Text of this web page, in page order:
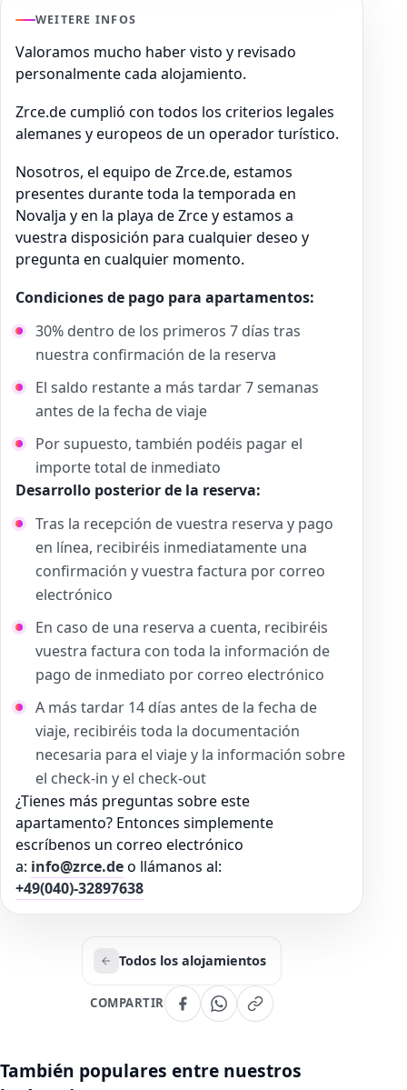
WEITERE INFOS
Valoramos mucho haber visto y revisado
personalmente cada alojamiento.
Zrce.de cumplió con todos los criterios legales
alemanes y europeos de un operador turístico.
Nosotros, el equipo de Zrce.de, estamos
presentes durante toda la temporada en
Novalja y en la playa de Zrce y estamos a
vuestra disposición para cualquier deseo y
pregunta en cualquier momento.
Condiciones de pago para apartamentos:
30% dentro de los primeros 7 días tras
nuestra confirmación de la reserva
El saldo restante a más tardar 7 semanas
antes de la fecha de viaje
Por supuesto, también podéis pagar el
importe total de inmediato
Desarrollo posterior de la reserva:
Tras la recepción de vuestra reserva y pago
en línea, recibiréis inmediatamente una
confirmación y vuestra factura por correo
electrónico
En caso de una reserva a cuenta, recibiréis
vuestra factura con toda la información de
pago de inmediato por correo electrónico
A más tardar 14 días antes de la fecha de
viaje, recibiréis toda la documentación
necesaria para el viaje y la información sobre
el check-in y el check-out
¿Tienes más preguntas sobre este
apartamento? Entonces simplemente
escríbenos un correo electrónico
a: info@zrce.deo llámanos al:
+49(040)-32897638
Todos los alojamientos
COMPARTIR
También populares entre nuestros